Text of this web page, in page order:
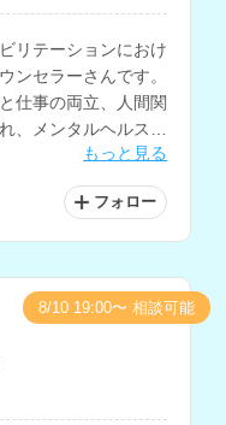
リテーションにおけ
ンセラーさんです。
仕事の両立、人間関
、メンタルヘルス、
対応されています。
もっと見る
フォロー
8/10 19:00〜 相談可能